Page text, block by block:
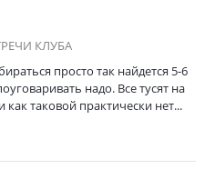
КЛУБА
просто так найдется 5-6
надо. Все тусят на
как таковой практически нет...